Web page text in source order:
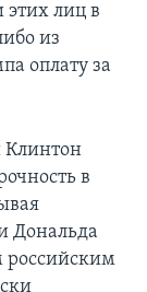
этих лиц в
из
оплату за
Клинтон
в
Дональда
российским